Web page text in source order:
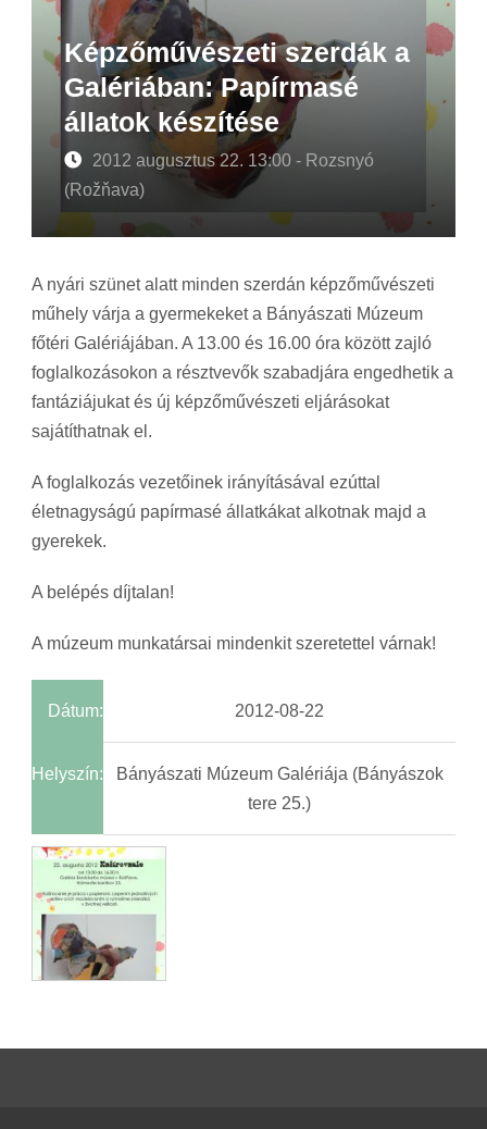
Képzőművészeti szerdák a
Galériában: Papírmasé
állatok készítése
2012 augusztus 22. 13:00 - Rozsnyó
(Rožňava)
A nyári szünet alatt minden szerdán képzőművészeti
műhely várja a gyermekeket a Bányászati Múzeum
főtéri Galériájában. A 13.00 és 16.00 óra között zajló
foglalkozásokon a résztvevők szabadjára engedhetik a
fantáziájukat és új képzőművészeti eljárásokat
sajátíthatnak el.
A foglalkozás vezetőinek irányításával ezúttal
életnagyságú papírmasé állatkákat alkotnak majd a
gyerekek.
A belépés díjtalan!
A múzeum munkatársai mindenkit szeretettel várnak!
Dátum: 2012-08-22
Helyszín:
Bányászati Múzeum Galériája (Bányászok
tere 25.)